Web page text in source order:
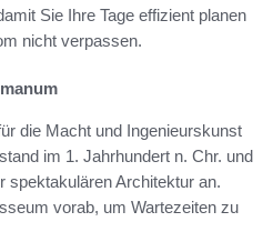
Sie Ihre Tage effizient planen
nicht verpassen.
die Macht und Ingenieurskunst
im 1. Jahrhundert n. Chr. und
spektakulären Architektur an.
vorab, um Wartezeiten zu